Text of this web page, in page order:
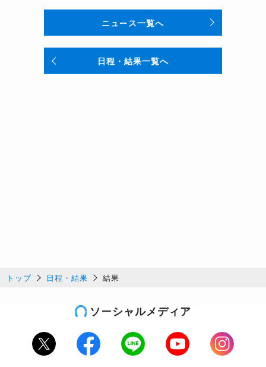
ニュース一覧へ
日程・結果一覧へ
トップ 日程・結果 結果
ソーシャルメディア
Twitter Facebook LINE Youtube Instagram